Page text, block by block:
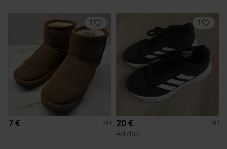
1
7 € 30
1
20 €
30
Adidas